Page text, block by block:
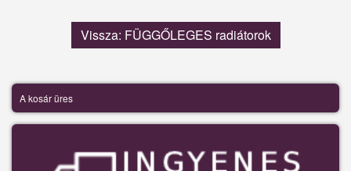
Vissza: FÜGGŐLEGES radiátorok
A kosár üres